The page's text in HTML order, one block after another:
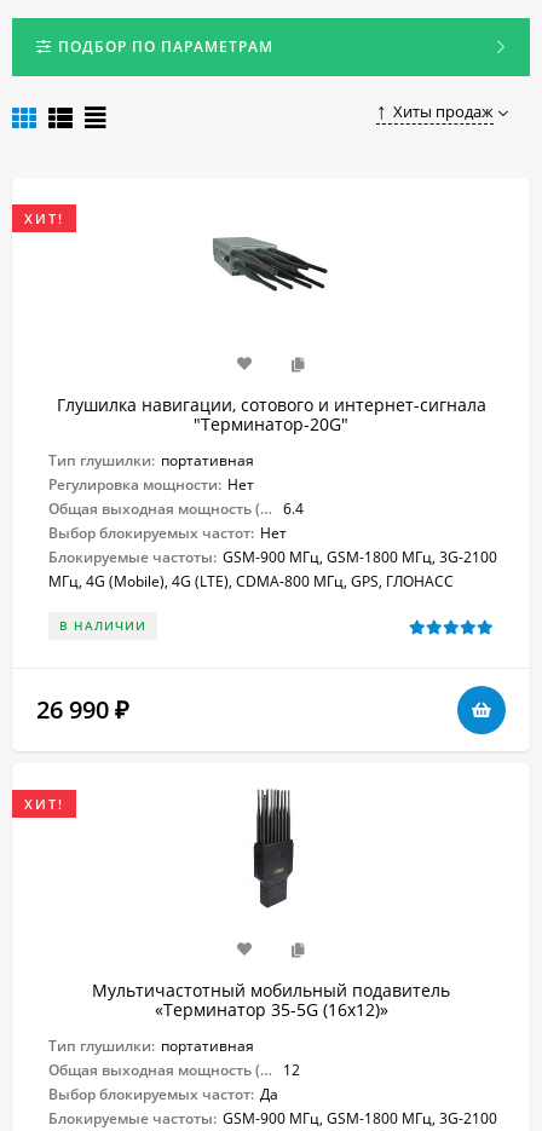
и слежение за транспортным средством становится
невозможным.
Купить глушилку GPS и ГЛОНАСС для автомобиля по низкой
магазине glushilki.ru.com.
ПОДБОР ПО ПАРАМЕТРАМ
Хиты продаж
ХИТ!
Глушилка навигации, сотового и интернет-сигнала
"Терминатор-20G"
Тип глушилки: портативная
Регулировка мощности: Нет
Общая выходная мощность (Вт): 6.4
Выбор блокируемых частот: Нет
Блокируемые частоты: GSM-900 МГц, GSM-1800 МГц, 3G-2100
МГц, 4G (Mobile), 4G (LTE), CDMA-800 МГц, GPS, ГЛОНАСС
В НАЛИЧИИ
26 990 ₽
ХИТ!
Мультичастотный мобильный подавитель
«Терминатор 35-5G (16х12)»
Тип глушилки: портативная
Общая выходная мощность (Вт):
12
Выбор блокируемых частот: Да
Блокируемые частоты: GSM-900 МГц, GSM-1800 МГц, 3G-2100